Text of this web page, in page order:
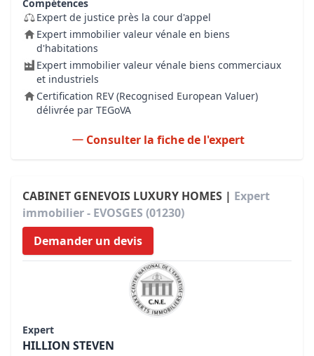
Compétences
Expert de justice près la cour d'appel
Expert immobilier valeur vénale en biens
d'habitations
Expert immobilier valeur vénale biens commerciaux
et industriels
Certification REV (Recognised European Valuer)
délivrée par TEGoVA
Consulter la fiche de l'expert
CABINET GENEVOIS LUXURY HOMES | Expert
immobilier - EVOSGES (01230)
Demander un devis
Expert
HILLION STEVEN